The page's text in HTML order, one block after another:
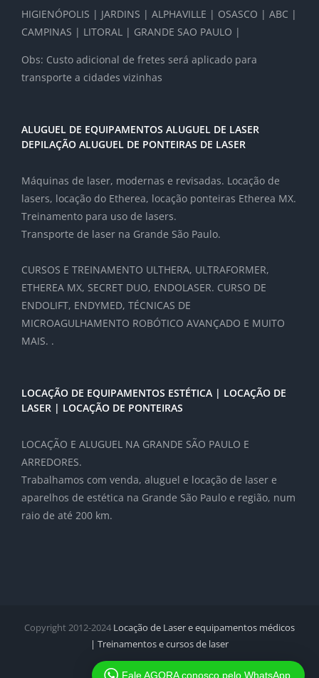
HIGIENÓPOLIS | JARDINS | ALPHAVILLE | OSASCO | ABC |
CAMPINAS | LITORAL | GRANDE SAO PAULO |
Obs: Custo adicional de fretes será aplicado para
transporte a cidades vizinhas
ALUGUEL DE EQUIPAMENTOS ALUGUEL DE LASER
DEPILAÇÃO ALUGUEL DE PONTEIRAS DE LASER
Máquinas de laser, modernas e revisadas. Locação de
lasers, locação do Etherea, locação ponteiras Etherea MX.
Treinamento para uso de lasers.
Transporte de laser na Grande São Paulo.
CURSOS E TREINAMENTO ULTHERA, ULTRAFORMER,
ETHEREA MX, SECRET DUO, ENDOLASER. CURSO DE
ENDOLIFT, ENDYMED, TÉCNICAS DE
MICROAGULHAMENTO ROBÓTICO AVANÇADO E MUITO
MAIS. .
LOCAÇÃO DE EQUIPAMENTOS ESTÉTICA | LOCAÇÃO DE
LASER | LOCAÇÃO DE PONTEIRAS
LOCAÇÃO E ALUGUEL NA GRANDE SÃO PAULO E
ARREDORES.
Trabalhamos com venda, aluguel e locação de laser e
aparelhos de estética na Grande São Paulo e região, num
raio de até 200 km.
Copyright 2012-2024 Locação de Laser e equipamentos médicos
| Treinamentos e cursos de laser
Facebook
TwitterInstagramPinterest
Fale AGORA conosco pelo WhatsApp